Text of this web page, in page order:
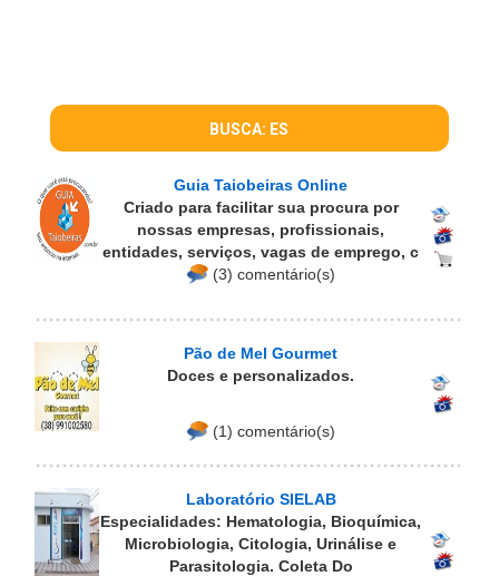
BUSCA: ES
Guia Taiobeiras Online
Criado para facilitar sua procura por
nossas empresas, profissionais,
entidades, serviços, vagas de emprego, c
(3) comentário(s)
Pão de Mel Gourmet
Doces e personalizados.
(1) comentário(s)
Laboratório SIELAB
Especialidades: Hematologia, Bioquímica,
Microbiologia, Citologia, Urinálise e
Parasitologia. Coleta Do